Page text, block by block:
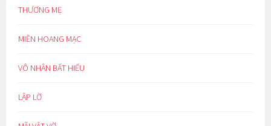
THƯƠNG MẸ
MIỀN HOANG MẠC
VÔ NHÂN BẤT HIẾU
LẬP LỜ